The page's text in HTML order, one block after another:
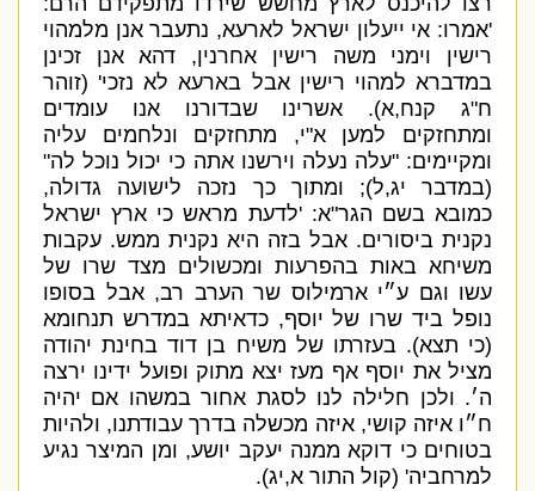
אמרו:אי ייעלון ישראל לארעא,נתעבר אנן מלמהוי
רישין וימני משה רישין אחרנין,דהא אנן זכינן
במדברא למהוי רישין אבל בארעא לא נזכי' ( זוהר
"ג קנח,א).
אשרינו שבדורנו אנו עומדים
ומתחזקים למען א
"י,מתחזקים ונלחמים עליה
ומקיימים: "עלה נעלה וירשנו אתה כי יכול נוכל לה"
במדבר יג ,ל);ומתוך כך נזכה לישועה גדולה,
כמובא בשם הגר"א: 'לדעת מראש כי ארץ ישראל
נקנית ביסורים.אבל בזה היא נקנית ממש.עקבות
משיחא באות בהפרעות ומכשולים מצד שרו של
עשו וגם ע״י ארמילוס שר הערב רב,אבל בסופו
נופל ביד שרו של יוסף,כדאיתא במדרש תנחומא
כי תצא).בעזרתו של משיח בן דוד בחינת יהודה
מציל את יוסף אף מעז יצא מתוק ופועל ידינו ירצה
ה׳.ולכן חלילה לנו לסגת אחור במשהו אם יהיה
ח״ו איזה קושי,איזה מכשלה בדרך עבודתנו,ולהיות
בטוחים כי דוקא ממנה יעקב יושע,ומן המיצר נגיע
למרחביה' (קול התור א ,יג).